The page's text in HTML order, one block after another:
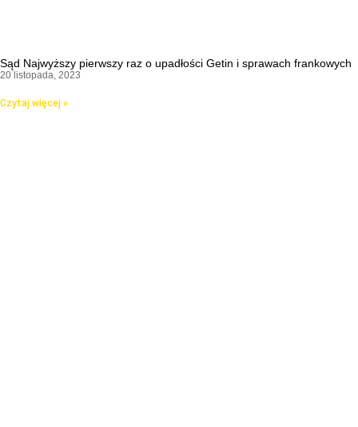
Sąd Najwyższy pierwszy raz o upadłości Getin i sprawach frankowych
20 listopada, 2023
Czytaj więcej »